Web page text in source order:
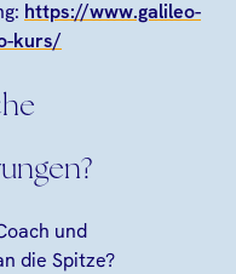
https://www.galileo-
kurs/
und
die Spitze?